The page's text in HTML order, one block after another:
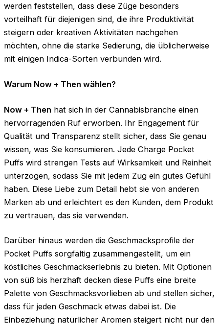
werden feststellen, dass diese Züge besonders
vorteilhaft für diejenigen sind, die ihre Produktivität
steigern oder kreativen Aktivitäten nachgehen
möchten, ohne die starke Sedierung, die üblicherweise
mit einigen Indica-Sorten verbunden wird.
Warum Now + Then wählen?
Now + Then hat sich in der Cannabisbranche einen
hervorragenden Ruf erworben. Ihr Engagement für
Qualität und Transparenz stellt sicher, dass Sie genau
wissen, was Sie konsumieren. Jede Charge Pocket
Puffs wird strengen Tests auf Wirksamkeit und Reinheit
unterzogen, sodass Sie mit jedem Zug ein gutes Gefühl
haben. Diese Liebe zum Detail hebt sie von anderen
Marken ab und erleichtert es den Kunden, dem Produkt
zu vertrauen, das sie verwenden.
Darüber hinaus werden die Geschmacksprofile der
Pocket Puffs sorgfältig zusammengestellt, um ein
köstliches Geschmackserlebnis zu bieten. Mit Optionen
von süß bis herzhaft decken diese Puffs eine breite
Palette von Geschmacksvorlieben ab und stellen sicher,
dass für jeden Geschmack etwas dabei ist. Die
Einbeziehung natürlicher Aromen steigert nicht nur den